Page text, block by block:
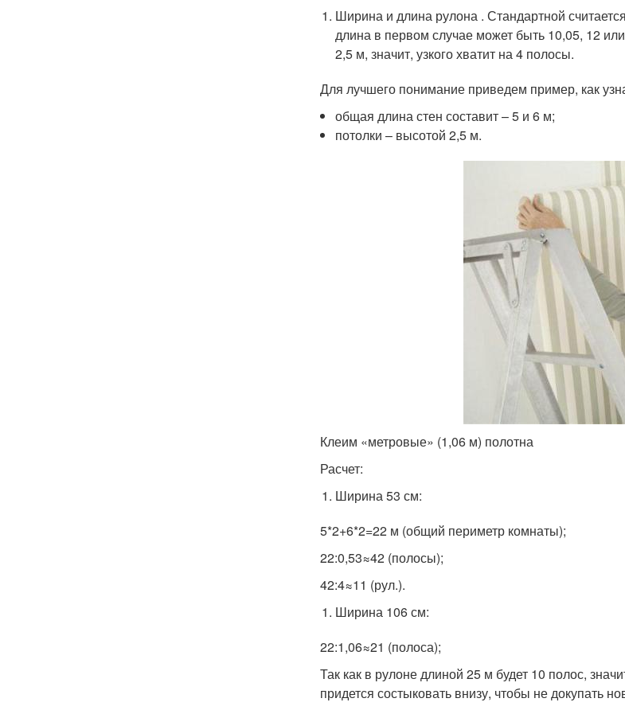
Ширина и длина рулона . Стандартной
длина в первом случае может быть 10,05, 12
2,5 м, значит, узкого хватит на 4 полосы.
Для лучшего понимание приведем пример, как
общая длина стен составит – 5 и 6 м;
потолки – высотой 2,5 м.
Клеим «метровые» (1,06 м) полотна
Расчет:
Ширина 53 см:
5*2+6*2=22 м (общий периметр комнаты);
22:0,53≈42 (полосы);
42:4≈11 (рул.).
Ширина 106 см:
22:1,06≈21 (полоса);
Так как в рулоне длиной 25 м будет 10 полос,
придется состыковать внизу, чтобы не докупать